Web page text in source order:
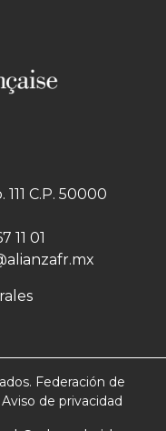
C.P. 50000
11 01
Federación de
Aviso de privacidad